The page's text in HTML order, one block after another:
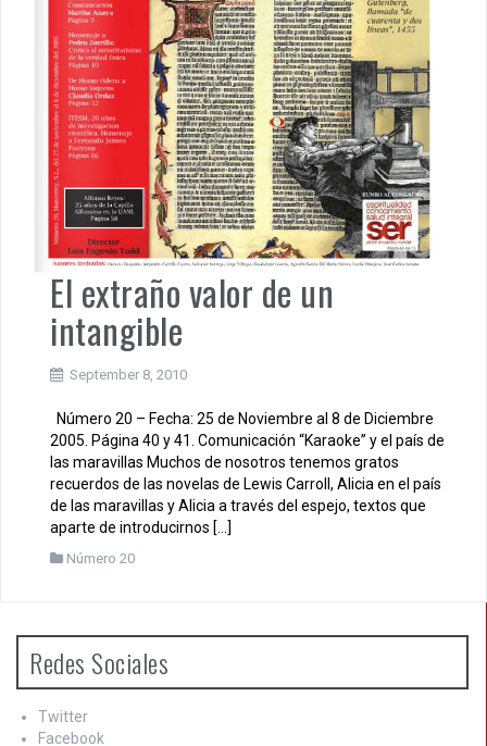
El extraño valor de un
intangible
September 8, 2010
Número 20 – Fecha: 25 de Noviembre al 8 de Diciembre
2005. Página 40 y 41. Comunicación “Karaoke” y el país de
las maravillas Muchos de nosotros tenemos gratos
recuerdos de las novelas de Lewis Carroll, Alicia en el país
de las maravillas y Alicia a través del espejo, textos que
aparte de introducirnos […]
Número 20
Redes Sociales
Twitter
Facebook